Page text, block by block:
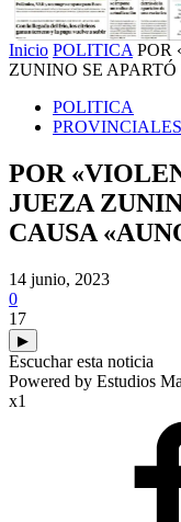
Inicio POLITICA POR
ZUNINO SE
POLITICA
PROVINCIALES
POR
JUEZA
CAUSA
14 junio, 2023
0
17
▶
Escuchar esta noticia
Powered by Estudios
x1